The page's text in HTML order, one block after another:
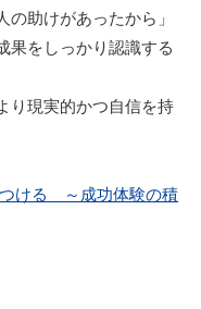
助けがあったから」
果をしっかり認識する
り現実的かつ自信を持
ける ～成功体験の積